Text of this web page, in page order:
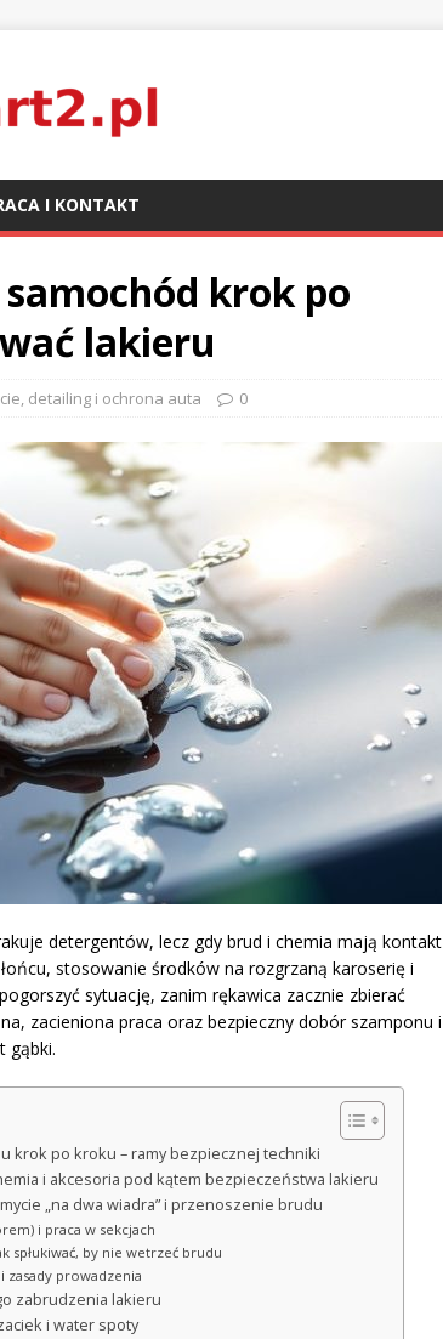
I KONTAKT
krok po
lakieru
detailing i ochrona auta 0
detergentów, lecz gdy brud i chemia mają kontakt
stosowanie środków na rozgrzaną karoserię i
sytuację, zanim rękawica zacznie zbierać
zacieniona praca oraz bezpieczny dobór szamponu i
gąbki.
krok po kroku – ramy bezpiecznej techniki
i akcesoria pod kątem bezpieczeństwa lakieru
„na dwa wiadra” i przenoszenie brudu
i praca w sekcjach
spłukiwać, by nie wetrzeć brudu
zasady prowadzenia
zabrudzenia lakieru
i water spoty